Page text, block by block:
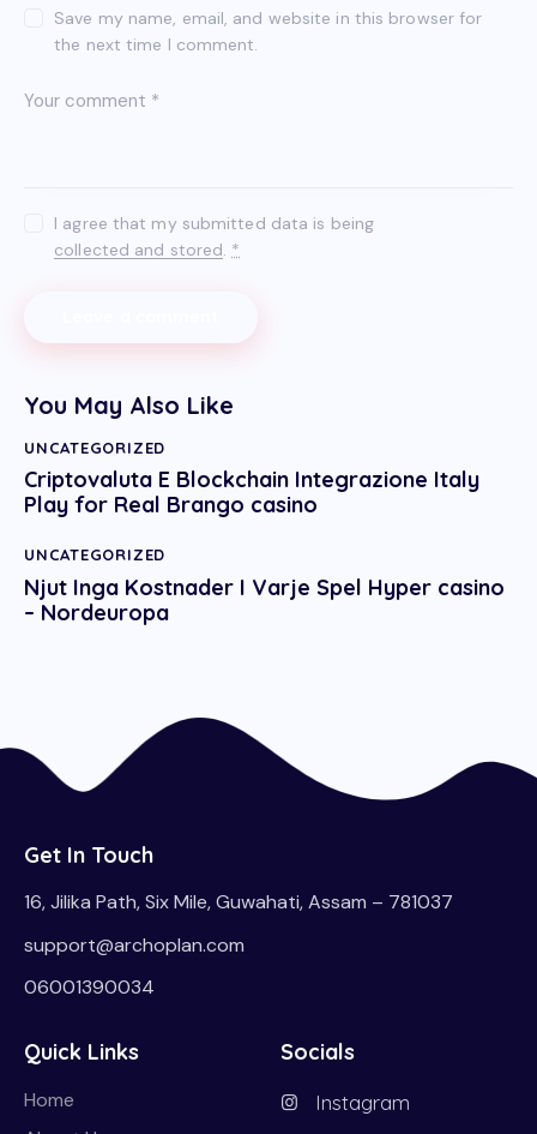
Save my name, email, and website in this browser for
the next time I comment.
I agree that my submitted data is being
collected and stored. *
You May Also Like
UNCATEGORIZED
Criptovaluta E Blockchain Integrazione Italy
Play for Real Brango casino
UNCATEGORIZED
Njut Inga Kostnader I Varje Spel Hyper casino
– Nordeuropa
Get In Touch
16, Jilika Path, Six Mile, Guwahati, Assam – 781037
support@archoplan.com
06001390034
Quick Links
Home
Socials
Instagram